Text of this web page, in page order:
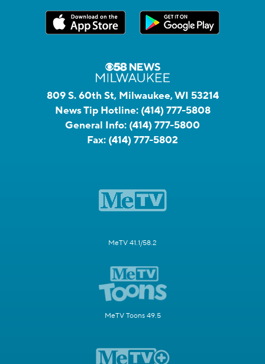
809 S. 60th St, Milwaukee, WI 53214
News Tip Hotline: (414) 777-5808
General Info: (414) 777-5800
Fax: (414) 777-5802
MeTV 41.1/58.2
MeTV Toons 49.5